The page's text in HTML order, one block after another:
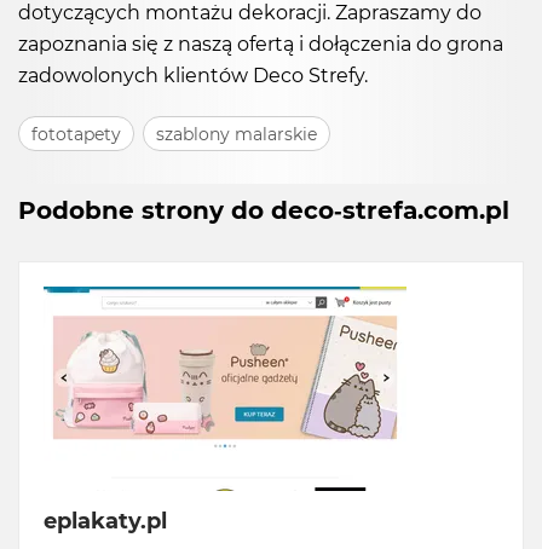
dotyczących montażu dekoracji. Zapraszamy do
zapoznania się z naszą ofertą i dołączenia do grona
zadowolonych klientów Deco Strefy.
fototapety szablony malarskie
Podobne strony do deco-strefa.com.pl
eplakaty.pl